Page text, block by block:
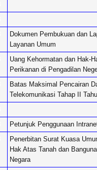
Dokumen Pembukuan dan
Layanan Umum
Uang Kehormatan dan Hak-
Perikanan di Pengadilan
Batas Maksimal Pencairan
Telekomunikasi Tahap II
Petunjuk Penggunaan
Penerbitan Surat Kuasa
Hak Atas Tanah dan
Negara